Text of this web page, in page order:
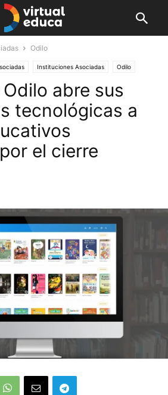
Odilo
Instituciones Asociadas Odilo
abre sus
tecnológicas a
el cierre